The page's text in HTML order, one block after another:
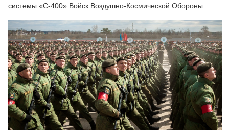
системы «С-400» Войск Воздушно-Космической Обороны.